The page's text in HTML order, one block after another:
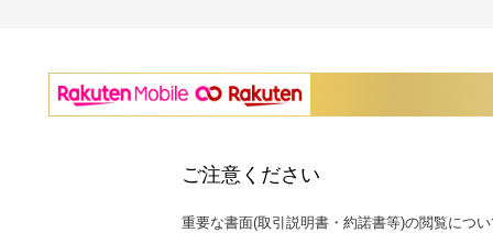
ご注意ください
重要な書面(取引説明書・約諾書等)の閲覧につ